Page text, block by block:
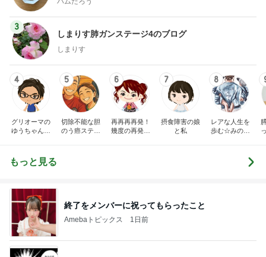
3
しまりす肺ガンステージ4のブログ
しまりす
4
グリオーマの
ゆうちゃんブ
5
切除不能な胆
のう癌ステー
6
再再再再発！
幾度の再発も
7
摂食障害の娘
と私
8
レアな人生を
歩む☆みのり
もっと見る
終了をメンバーに祝ってもらったこと
Amebaトピックス 1日前